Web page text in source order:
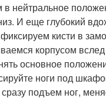
в нейтральное
И еще глубокий
кисти в
корпусом
основное
ноги под
подъем ног,